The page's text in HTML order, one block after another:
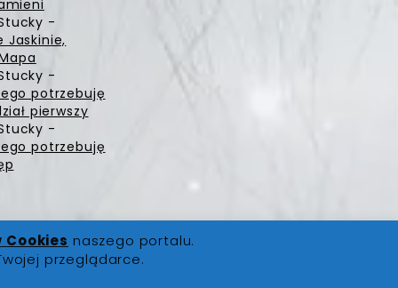
-
Jaskinie,
-
potrzebuję
pierwszy
-
potrzebuję
Cookies naszego portalu.
przeglądarce.